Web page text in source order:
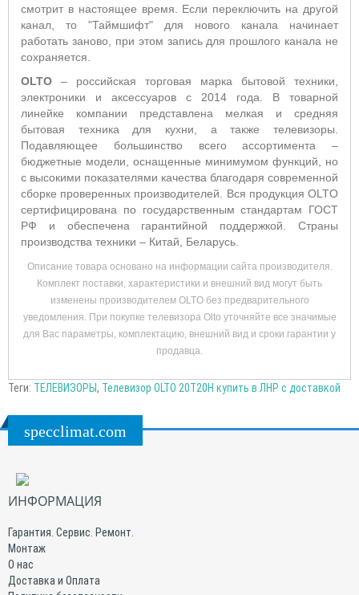
смотрит в настоящее время. Если переключить на другой
канал, то "Таймшифт" для нового канала начинает
работать заново, при этом запись для прошлого канала не
сохраняется.
OLTO – российская торговая марка бытовой техники,
электроники и аксессуаров с 2014 года. В товарной
линейке компании представлена мелкая и средняя
бытовая техника для кухни, а также телевизоры.
Подавляющее большинство всего ассортимента –
бюджетные модели, оснащенные минимумом функций, но
с высокими показателями качества благодаря современной
сборке проверенных производителей. Вся продукция OLTO
сертифицирована по государственным стандартам ГОСТ
РФ и обеспечена гарантийной поддержкой. Страны
производства техники – Китай, Беларусь.
Описание товара основано на информации сайта производителя.
Комплект поставки, характеристики и внешний вид могут быть
изменены производителем OLTO без предварительного
уведомления. При покупке телевизора Olto уточняйте все значимые
для Вас параметры, комплектацию, внешний вид и сроки гарантии у
продавца.
Теги: ТЕЛЕВИЗОРЫ, Телевизор OLTO 20T20H купить в ЛНР с доставкой
specclimat.com
ИНФОРМАЦИЯ
Гарантия. Сервис. Ремонт.
Монтаж
О нас
Доставка и Оплата